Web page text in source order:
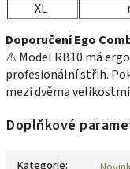
XL
Doporučení Ego
⚠ Model RB10 má
profesionální střih.
mezi dvěma
Doplňkové
Kategorie: